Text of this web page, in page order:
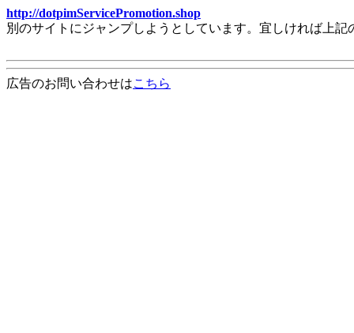
http://dotpimServicePromotion.shop
別のサイトにジャンプしようとしています。宜しければ上
広告のお問い合わせはこちら